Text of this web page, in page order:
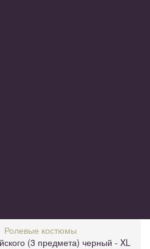
Ролевые костюмы
(3 предмета) черный - XL